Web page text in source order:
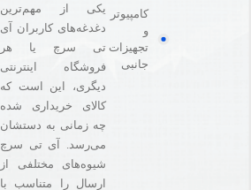
کامپیوتر
و
تجهیزات
جانبی
یکی از مهم‌ترین
دغدغه‌های کاربران آی
تی سرچ یا هر
فروشگاه‌ اینترنتی
دیگری، این است که
کالای خریداری شده
چه زمانی به دستشان
می‌رسد. آی تی سرچ
شیوه‌های مختلفی از
ارسال را متناسب با